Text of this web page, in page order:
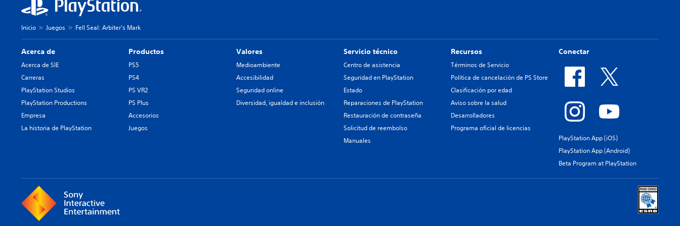
Inicio Juegos Fell Seal: Arbiter's Mark
Acerca de
Acerca de SIE
Carreras
PlayStation Studios
PlayStation Productions
Empresa
La historia de PlayStation
Productos
PS5
PS4
PS VR2
PS Plus
Accesorios
Juegos
Valores
Medioambiente
Accesibilidad
Seguridad online
Diversidad, igualdad e inclusión
Servicio técnico
Centro de asistencia
Seguridad en PlayStation
Estado
Reparaciones de PlayStation
Restauración de contraseña
Solicitud de reembolso
Manuales
Recursos
Términos de Servicio
Política de cancelación de PS Store
Clasificación por edad
Aviso sobre la salud
Desarrolladores
Programa oficial de licencias
Conectar
PlayStation App (iOS)
PlayStation App (Android)
Beta Program at PlayStation